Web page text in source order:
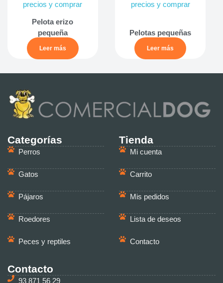
precios y comprar
Pelota erizo
pequeña
Leer más
precios y comprar
Pelotas pequeñas
Leer más
Categorías
Perros
Gatos
Pájaros
Roedores
Peces y reptiles
Tienda
Mi cuenta
Carrito
Mis pedidos
Lista de deseos
Contacto
Contacto
93 871 56 29